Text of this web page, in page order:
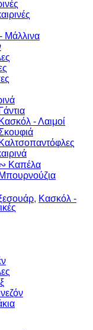
Μάλλινα
Γάντια
Κασκόλ - Λαιμοί
Καλτσοπαντόφλες
Καπέλα
Μπουρνούζια
, Κασκόλ -